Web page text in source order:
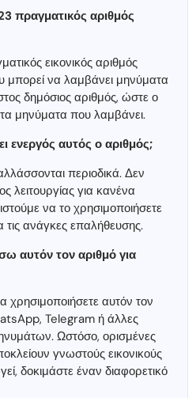
πραγματικός αριθμός
εικονικός αριθμός
μπορεί να λαμβάνει μηνύματα
δημόσιος αριθμός, ώστε ο
μηνύματα που λαμβάνει.
ενεργός αυτός ο αριθμός;
περιοδικά. Δεν
λειτουργίας για κανένα
να το χρησιμοποιήσετε
τις ανάγκες επαλήθευσης.
αυτόν τον αριθμό για
χρησιμοποιήσετε αυτόν τον
Telegram ή άλλες
Ωστόσο, ορισμένες
γνωστούς εικονικούς
δοκιμάστε έναν διαφορετικό